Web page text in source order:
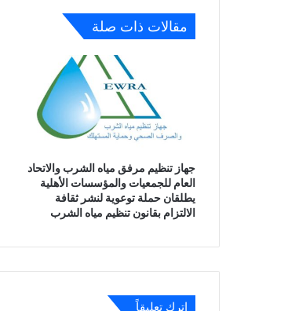
بخطة
الجامعة
مقالات ذات صلة
جهاز تنظيم مرفق مياه الشرب والاتحاد
العام للجمعيات والمؤسسات الأهلية
يطلقان حملة توعوية لنشر ثقافة
الالتزام بقانون تنظيم مياه الشرب
اترك تعليقاً